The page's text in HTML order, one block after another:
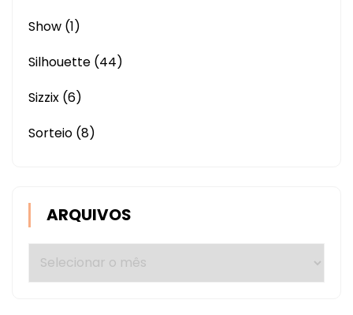
Show (1)
Silhouette (44)
Sizzix (6)
Sorteio (8)
ARQUIVOS
Arquivos